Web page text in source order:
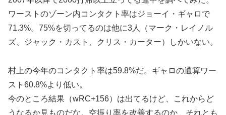
ワーストのゾーン内コンタクト率はジョーイ・ギャロで
71.3%。75%を切ってるのは他に3人（マーク・レイノル
ズ、ジャック・カスト、クリス・カーター）しかいない。
村上の今年のコンタクト率は59.8%だ。ギャロの通算ワー
スト60.8%より低い。
今のところ結果（wRC+156）は出てるけど、これからど
うなるか見ものだな。空振り率を改善するのか、それとも